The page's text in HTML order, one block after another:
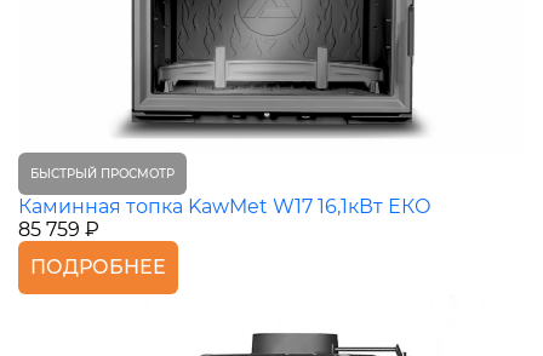
БЫСТРЫЙ ПРОСМОТР
Каминная топка KawMet W17 16,1кВт ЕКО
85 759 ₽
ПОДРОБНЕЕ